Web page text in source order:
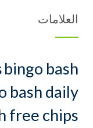
العلامات
bingo bash
bash daily
free chips